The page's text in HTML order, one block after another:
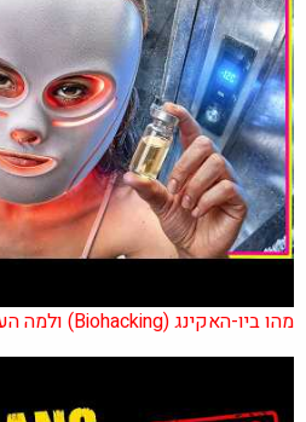
מהו ביו-האקינג (Biohacking) ולמה העולם פתאום מדבר עליו?